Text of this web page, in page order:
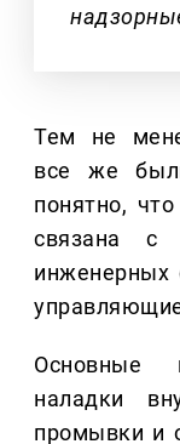
Тем не
все же
понятно,
связана с
инженерных
Основные
наладки
промывки и